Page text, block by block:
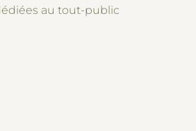
au tout-public